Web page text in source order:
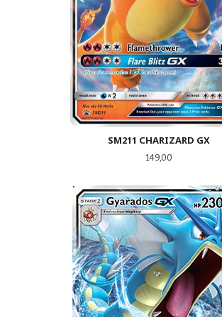
SM211 CHARIZARD GX
Pris
149,00